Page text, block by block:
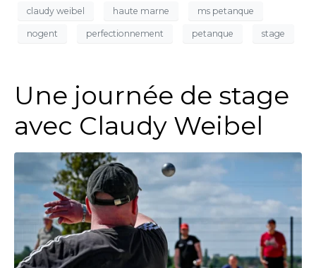
claudy weibel haute marne ms petanque
nogent perfectionnement petanque stage
Une journée de stage
avec Claudy Weibel